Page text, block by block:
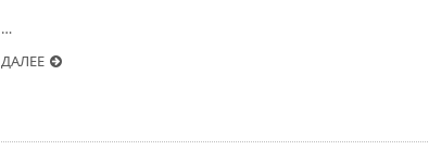
…
ДАЛЕЕ